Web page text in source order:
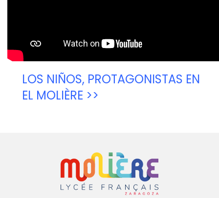
LOS NIÑOS, PROTAGONISTAS EN
EL MOLIÈRE >>